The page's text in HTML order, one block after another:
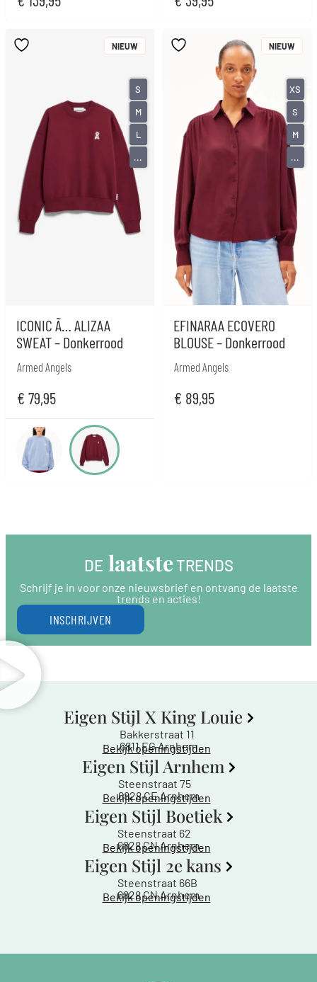
ICONIC Ã… ALIZAA
SWEAT – Donkerrood
Armed Angels
€ 79,95
NIEUW
S
M
L
...
EFINARAA ECOVERO
BLOUSE – Donkerrood
Armed Angels
€ 89,95
NIEUW
XS
S
M
...
DE laatste TRENDS
Schrijf je in voor onze nieuwsbrief en ontvang de laatste
trends en acties!
INSCHRIJVEN
Eigen Stijl X King Louie
Bakkerstraat 11
6811 EG Arnhem
Bekijk openingstijden
Eigen Stijl Arnhem
Steenstraat 75
6828 CE Arnhem
Bekijk openingstijden
Eigen Stijl Boetiek
Steenstraat 62
6828 CN Arnhem
Bekijk openingstijden
Eigen Stijl 2e kans
Steenstraat 66B
6828 CN Arnhem
Bekijk openingstijden